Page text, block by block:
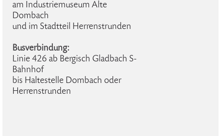
am Industriemuseum Alte
Dombach
und im Stadtteil Herrenstrunden
Busverbindung:
Linie 426 ab Bergisch Gladbach S-
Bahnhof
bis Haltestelle Dombach oder
Herrenstrunden